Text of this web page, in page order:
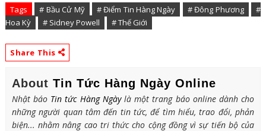
Tags # Bầu Cử Mỹ # Điểm Tin Hàng Ngày # Đông Phương
#
Hoa Kỳ
# Sidney Powell # Thế Giới
Share This
About Tin Tức Hàng Ngày Online
Nhật báo Tin tức Hàng Ngàylà một trang báo online dành cho
những người quan tâm đến tin tức, để tìm hiểu, trao đổi, phản
biện... nhằm nâng cao tri thức cho cộng đồng vì sự tiến bộ của